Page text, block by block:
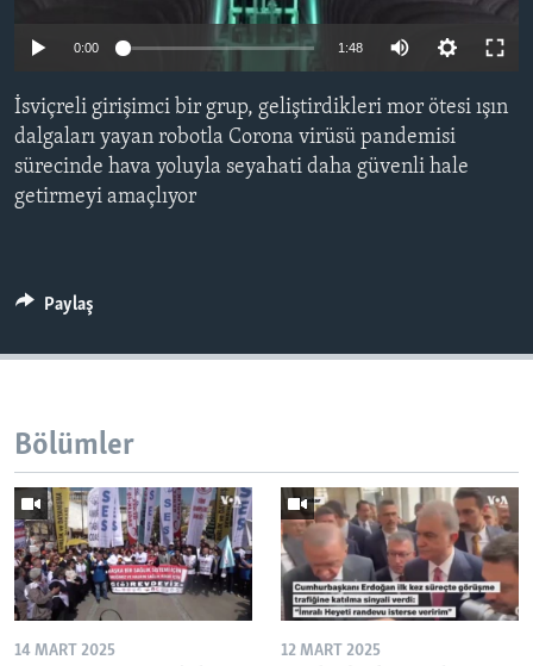
Diller
0:00 1:48
İsviçreli girişimci bir grup, geliştirdikleri mor ötesi ışın
dalgaları yayan robotla Corona virüsü pandemisi
sürecinde hava yoluyla seyahati daha güvenli hale
getirmeyi amaçlıyor
Paylaş
Bölümler
14 MART 2025 12 MART 2025